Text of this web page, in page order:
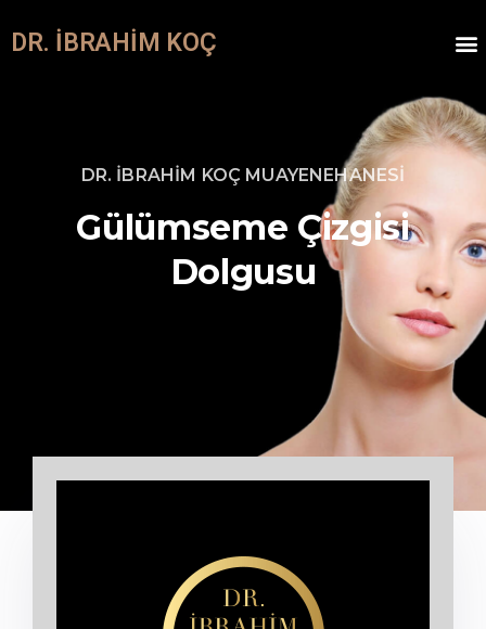
DR. İBRAHIM KOÇ
DR. İBRAHİM KOÇ MUAYENEHANESİ
Gülümseme Çizgisi
Dolgusu